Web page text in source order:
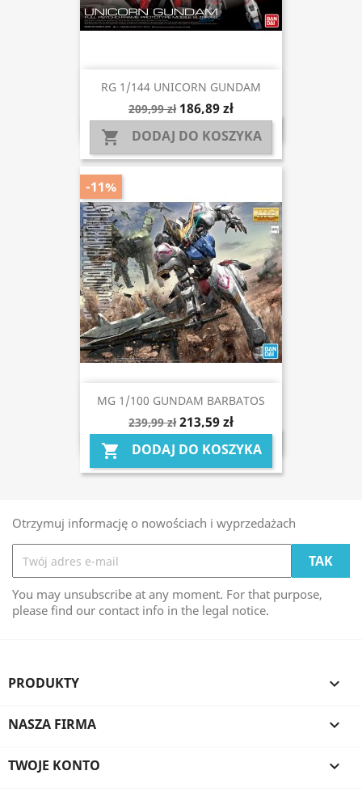
RG 1/144 UNICORN GUNDAM
209,99 zł 186,89 zł
 DODAJ DO KOSZYKA
MG 1/100 GUNDAM BARBATOS
239,99 zł 213,59 zł
 DODAJ DO KOSZYKA
-11%
Otrzymuj informację o nowościach i wyprzedażach
You may unsubscribe at any moment. For that purpose,
please find our contact info in the legal notice.
PRODUKTY 
NASZA FIRMA 
TWOJE KONTO 